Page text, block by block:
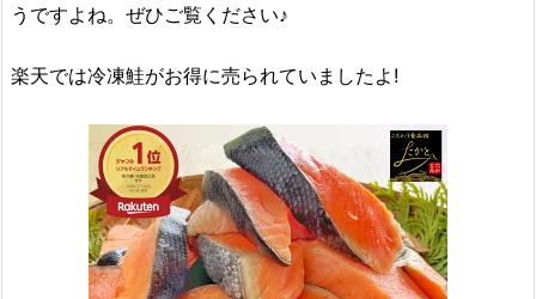
うですよね。 ぜひご覧ください♪
楽天では冷凍鮭がお得に売られていましたよ!